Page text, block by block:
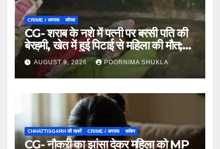
CRIME / अपराध कोरबा
CG- शराब के नशे में पत्नी पर बरसी पति की
बेरहमी, खेत में हुई पिटाई से महिला की मौत;
आरोपी फरार…
AUGUST 9, 2026 POORNIMA SHUKLA
CHHATTISGARH की खबरें CRIME / अपराध कांकेर
CG- नौकरी का झांसा देकर महिला को MP